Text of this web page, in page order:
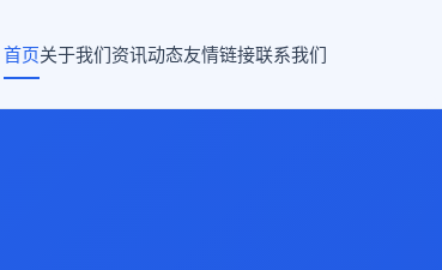
首页关于我们资讯动态友情链接联系我们